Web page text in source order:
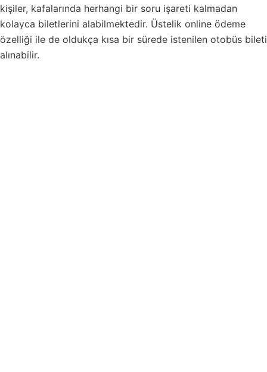
kişiler, kafalarında herhangi bir soru işareti kalmadan
kolayca biletlerini alabilmektedir. Üstelik online ödeme
özelliği ile de oldukça kısa bir sürede istenilen otobüs bileti
alınabilir.